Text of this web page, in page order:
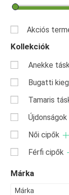
Akciós
Kollekciók
Anekke
Bugatti
Tamaris
Újdonságok
Női cipők
Férfi cipők
Márka
Márka